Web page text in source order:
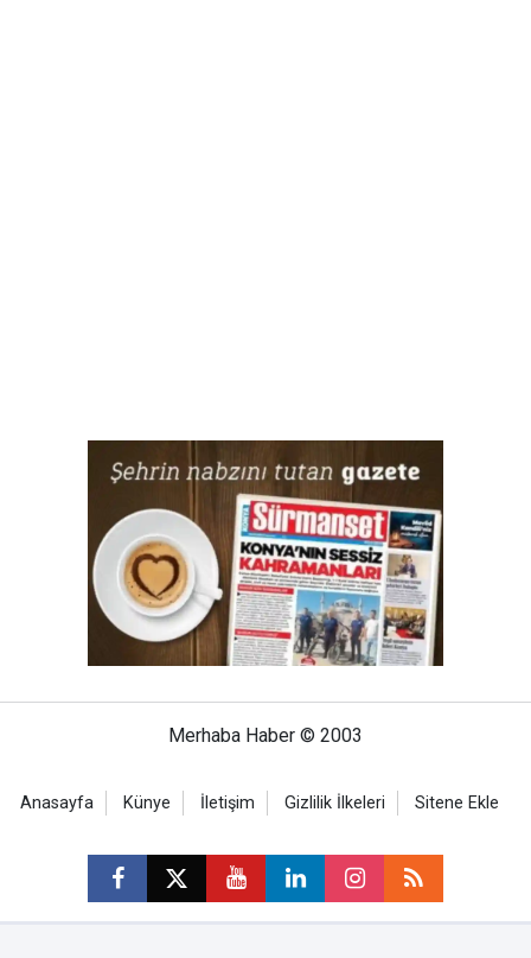
Merhaba Haber © 2003
Anasayfa Künye İletişim Gizlilik İlkeleri Sitene Ekle